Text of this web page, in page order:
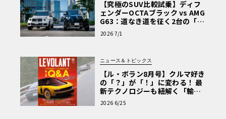
【究極のSUV比較試乗】ディフ
ェンダーOCTAブラック vs AMG
G63：道なき道を征く2台の「対
極的アプローチ」
2026 7/1
ニュース＆トピックス
【ル・ボラン8月号】クルマ好き
の「？」が「！」に変わる！ 最
新テクノロジーも紐解く「輸入
車Q&A」
2026 6/25